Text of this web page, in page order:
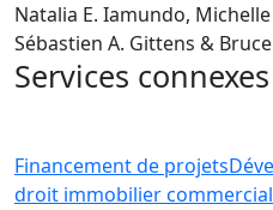
Natalia E. Iamundo,
Sébastien A. Gittens &
Services connexes
Financement de projets
droit immobilier commercial